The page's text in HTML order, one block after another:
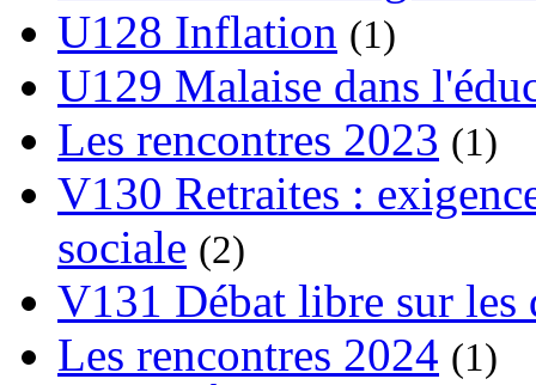
U128 Inflation (1)
U129 Malaise dans
Les rencontres 2023 (1)
V130 Retraites :
sociale (2)
V131 Débat libre sur les
Les rencontres 2024 (1)